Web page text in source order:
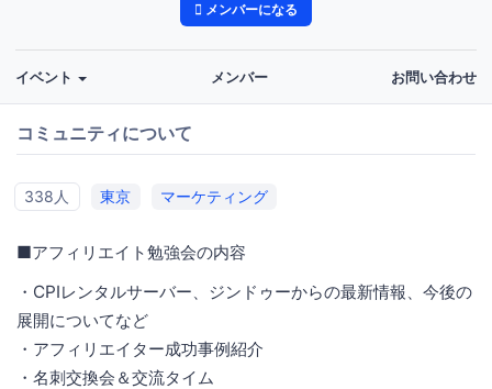
メンバーになる
イベント メンバー お問い合わせ
コミュニティについて
338人 東京 マーケティング
■アフィリエイト勉強会の内容
・CPIレンタルサーバー、ジンドゥーからの最新情報、今後の
展開についてなど
・アフィリエイター成功事例紹介
・名刺交換会＆交流タイム